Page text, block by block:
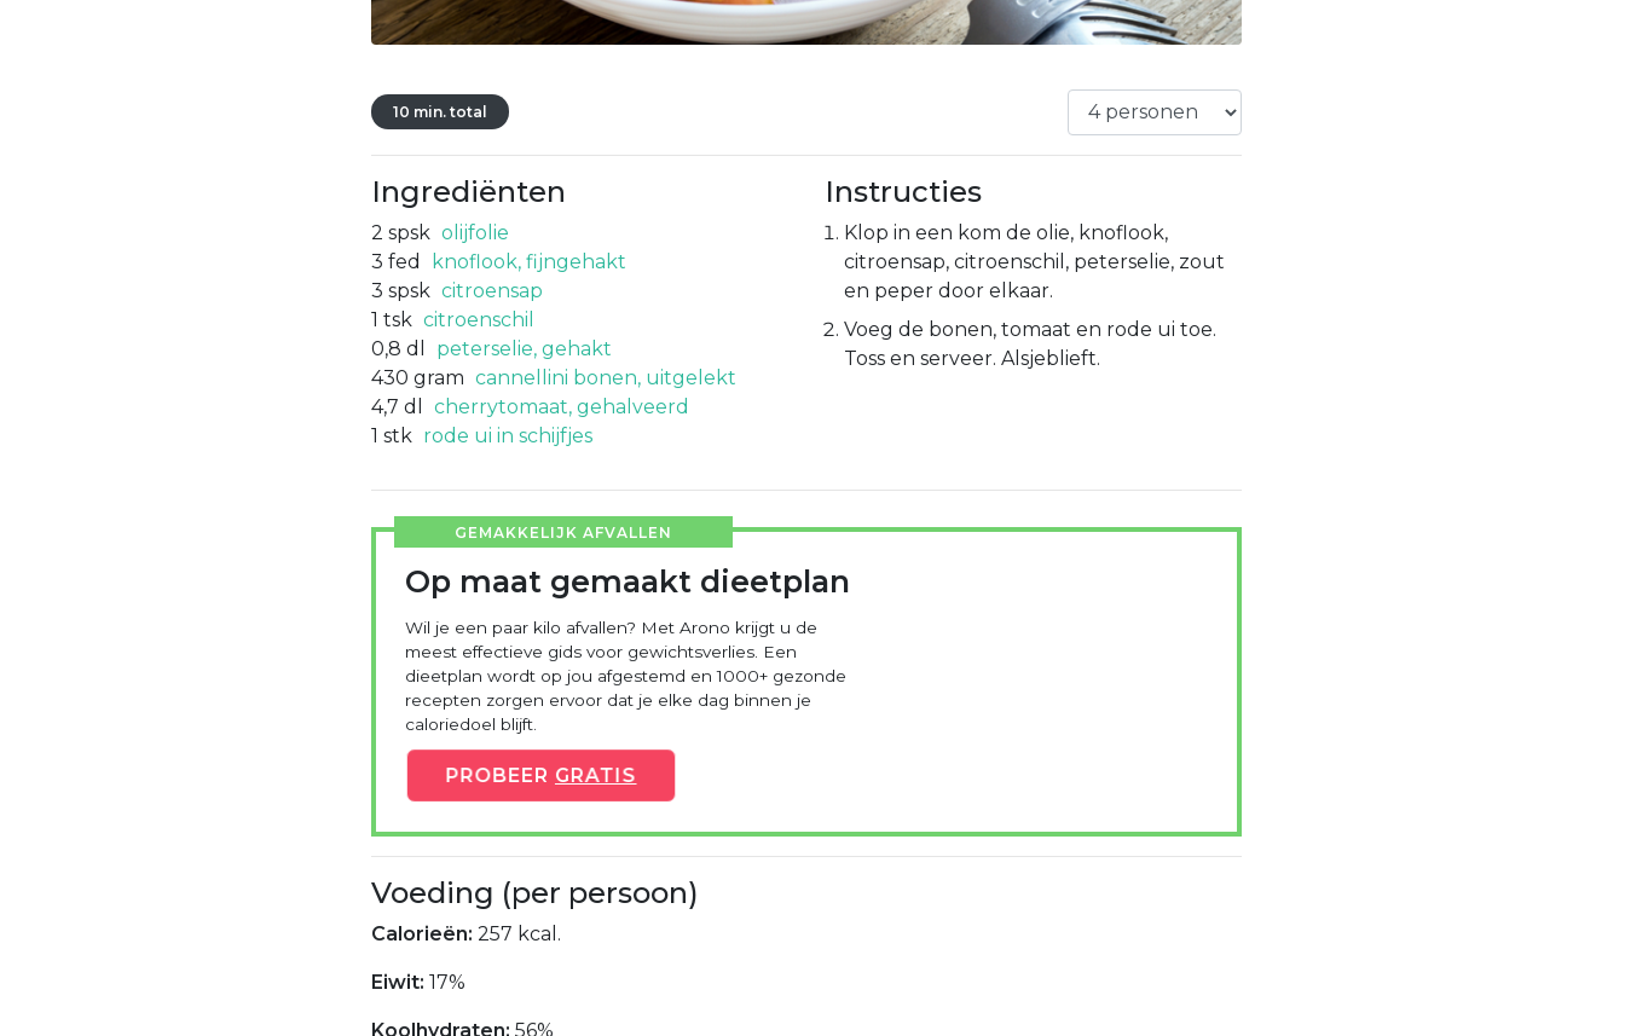
10 min. total
Ingrediënten
2 spsk olijfolie
3 fed
knoflook, fijngehakt
3 spsk citroensap
1 tsk citroenschil
0,8 dl
peterselie, gehakt
430 gram cannellini bonen, uitgelekt
4,7 dl
cherrytomaat, gehalveerd
1 stk rode ui in schijfjes
Instructies
Klop in een kom de olie, knoflook,
citroensap, citroenschil, peterselie, zout
en peper door elkaar.
Voeg de bonen, tomaat en rode ui toe.
Toss en serveer. Alsjeblieft.
GEMAKKELIJK AFVALLEN
Op maat gemaakt dieetplan
Wil je een paar kilo afvallen? Met Arono krijgt u de
meest effectieve gids voor gewichtsverlies. Een
dieetplan wordt op jou afgestemd en 1000+ gezonde
recepten zorgen ervoor dat je elke dag binnen je
caloriedoel blijft.
PROBEER GRATIS
Voeding (per persoon)
Calorieën: 257 kcal.
Eiwit: 17%
Koolhydraten: 56%